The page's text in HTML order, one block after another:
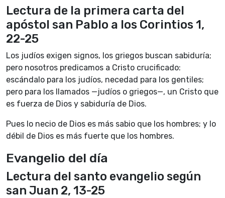
Lectura de la primera carta del
apóstol san Pablo a los Corintios 1,
22-25
Los judíos exigen signos, los griegos buscan sabiduría;
pero nosotros predicamos a Cristo crucificado:
escándalo para los judíos, necedad para los gentiles;
pero para los llamados —judíos o griegos—, un Cristo que
es fuerza de Dios y sabiduría de Dios.
Pues lo necio de Dios es más sabio que los hombres; y lo
débil de Dios es más fuerte que los hombres.
Evangelio del día
Lectura del santo evangelio según
san Juan 2, 13-25